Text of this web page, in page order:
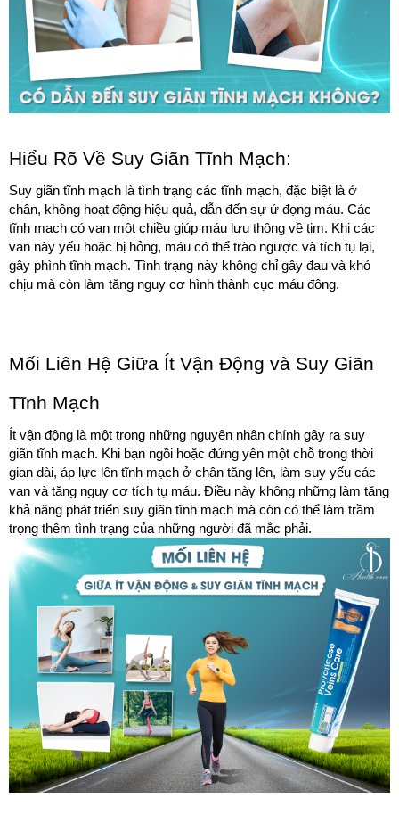
Hiểu Rõ Về Suy Giãn Tĩnh Mạch:
Suy giãn tĩnh mạch là tình trạng các tĩnh mạch, đặc biệt là ở
chân, không hoạt động hiệu quả, dẫn đến sự ứ đọng máu. Các
tĩnh mạch có van một chiều giúp máu lưu thông về tim. Khi các
van này yếu hoặc bị hỏng, máu có thể trào ngược và tích tụ lại,
gây phình tĩnh mạch. Tình trạng này không chỉ gây đau và khó
chịu mà còn làm tăng nguy cơ hình thành cục máu đông.
Mối Liên Hệ Giữa Ít Vận Động và Suy Giãn
Tĩnh Mạch
Ít vận động là một trong những nguyên nhân chính gây ra suy
giãn tĩnh mạch. Khi bạn ngồi hoặc đứng yên một chỗ trong thời
gian dài, áp lực lên tĩnh mạch ở chân tăng lên, làm suy yếu các
van và tăng nguy cơ tích tụ máu. Điều này không những làm tăng
khả năng phát triển suy giãn tĩnh mạch mà còn có thể làm trầm
trọng thêm tình trạng của những người đã mắc phải.